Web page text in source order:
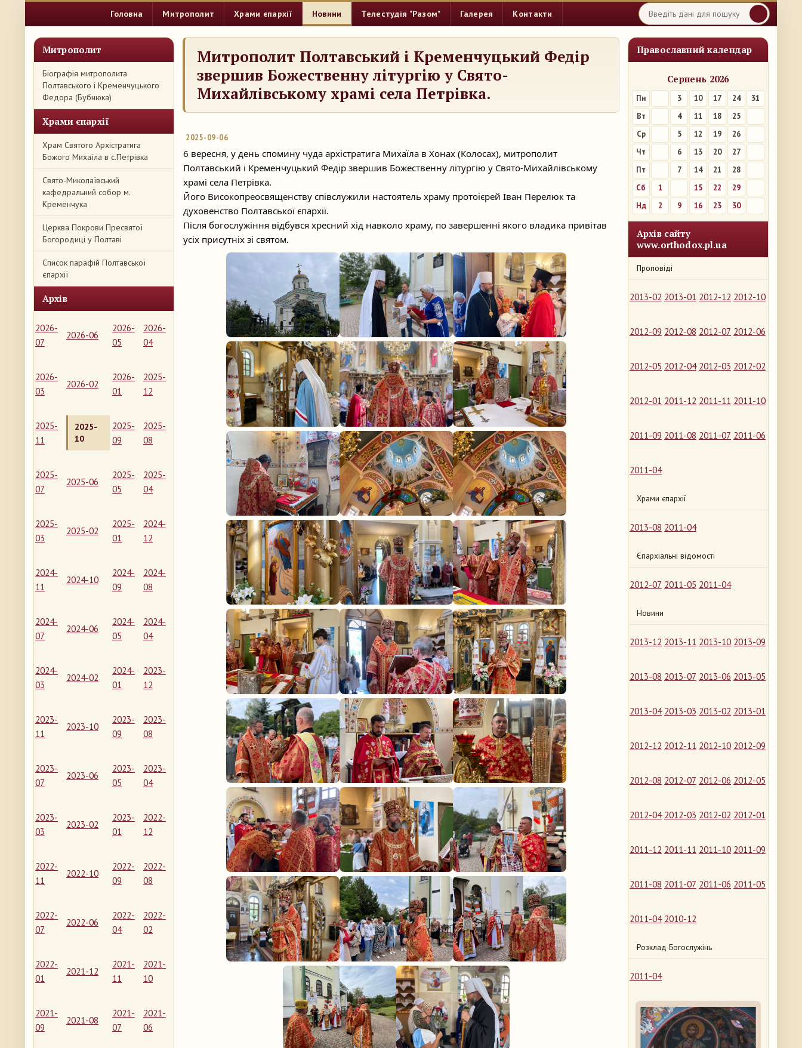
Головна Митрополит Храми єпархії Новини Телестудія "Разом" Галерея Контакти
Митрополит
Біографія митрополита
Полтавського і Кременчуцького
Федора (Бубнюка)
Храми єпархії
Храм Святого Архістратига
Божого Михаїла в с.Петрівка
Свято-Миколаївський
кафедральний собор м.
Кременчука
Церква Покрови Пресвятої
Богородиці у Полтаві
Список парафій Полтавської
єпархії
Архів
2026-
07
2026-06
2026-
05
2026-
04
2026-
03
2026-02
2026-
01
2025-
12
2025-
11
2025-
10
2025-
09
2025-
08
2025-
07
2025-06
2025-
05
2025-
04
2025-
03
2025-02
2025-
01
2024-
12
2024-
11
2024-10
2024-
09
2024-
08
2024-
07
2024-06
2024-
05
2024-
04
2024-
03
2024-02
2024-
01
2023-
12
2023-
11
2023-10
2023-
09
2023-
08
2023-
07
2023-06
2023-
05
2023-
04
2023-
03
2023-02
2023-
01
2022-
12
2022-
11
2022-10
2022-
09
2022-
08
2022-
07
2022-06
2022-
04
2022-
02
2022-
01
2021-12
2021-
11
2021-
10
2021-
09
2021-08
2021-
07
2021-
06
Православний календар
Серпень 2026
Пн 3 10 17 24
31
Вт
4 11 18
25
Ср
5 12 19
26
Чт
6 13 20
27
Пт
7 14 21
28
Сб
1 15 22
29
Нд
2 9 16 23 30
Архів сайту
www.orthodox.pl.ua
Проповіді
2013-02 2013-01 2012-12 2012-10
2012-09 2012-08 2012-07 2012-06
2012-05 2012-04 2012-03 2012-02
2012-01 2011-12 2011-11 2011-10
2011-09 2011-08 2011-07 2011-06
2011-04
Храми єпархії
2013-08 2011-04
Єпархіальні відомості
2012-07 2011-05 2011-04
Новини
2013-12 2013-11 2013-10 2013-09
2013-08 2013-07 2013-06 2013-05
2013-04 2013-03 2013-02 2013-01
2012-12 2012-11 2012-10 2012-09
2012-08 2012-07 2012-06 2012-05
2012-04 2012-03 2012-02 2012-01
2011-12 2011-11 2011-10 2011-09
2011-08 2011-07 2011-06 2011-05
2011-04 2010-12
Розклад Богослужінь
2011-04
Митрополит Полтавський і Кременчуцький Федір
звершив Божественну літургію у Свято-
Михайлівському храмі села Петрівка.
2025-09-06
6 вересня, у день спомину чуда архістратига Михаїла в Хонах (Колосах), митрополит
Полтавський і Кременчуцький Федір звершив Божественну літургію у Свято-Михайлівському
храмі села Петрівка.
Його Високопреосвященству співслужили настоятель храму протоієрей Іван Перелюк та
духовенство Полтавської єпархії.
Після богослужіння відбувся хресний хід навколо храму, по завершенні якого владика привітав
усіх присутніх зі святом.